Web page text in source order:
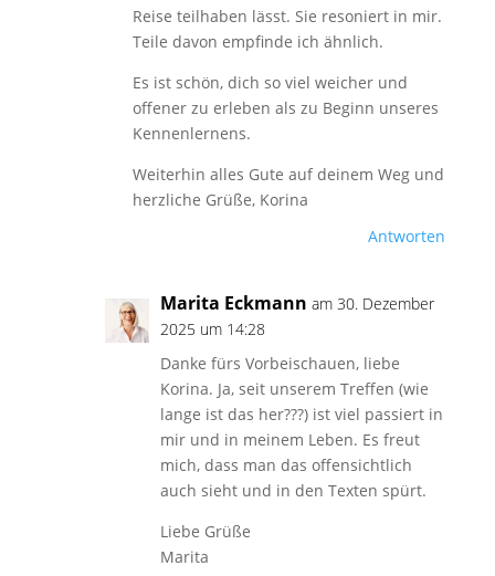
Reise teilhaben lässt. Sie resoniert in mir.
Teile davon empfinde ich ähnlich.
Es ist schön, dich so viel weicher und
offener zu erleben als zu Beginn unseres
Kennenlernens.
Weiterhin alles Gute auf deinem Weg und
herzliche Grüße, Korina
Antworten
Marita Eckmann am 30. Dezember
2025 um 14:28
Danke fürs Vorbeischauen, liebe
Korina. Ja, seit unserem Treffen (wie
lange ist das her???) ist viel passiert in
mir und in meinem Leben. Es freut
mich, dass man das offensichtlich
auch sieht und in den Texten spürt.
Liebe Grüße
Marita